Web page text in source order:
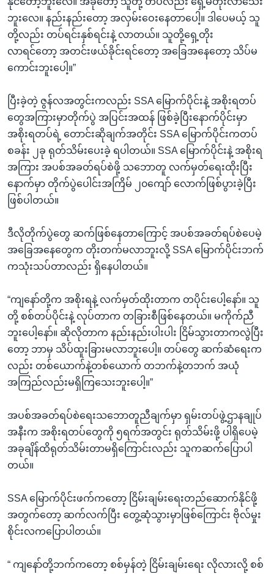
ဘူးလေ။ နည်းနည်းတော့ အလှမ်းဝေးနေတာပေါ့။ ဒါပေမယ့် သူ
တို့လည်း တပ်ရင်းနှစ်ရင်းနဲ့ လာတယ်။ သူတို့ရှေ့တိုး
လာရင်တော့ အတင်းဖယ်ခိုင်းရင်တော့ အခြေအနေတော့ သိပ်မ
ကောင်းဘူးပေါ့။”
ပြီးခဲ့တဲ့ ဇွန်လအတွင်းကလည်း SSA မြောက်ပိုင်းနဲ့ အစိုးရတပ်
တွေအကြားမှာတိုက်ပွဲ အပြင်းအထန် ဖြစ်ခဲ့ပြီးနောက်ပိုင်းမှာ
အစိုးရတပ်ရဲ့ တောင်းဆိုချက်အတိုင်း SSA မြောက်ပိုင်းကတပ်
စခန်း ၂ခု ရုတ်သိမ်းပေးခဲ့ ရပါတယ်။ SSA မြောက်ပိုင်းနဲ့ အစိုးရ
အကြား အပစ်အခတ်ရပ်စဲဖို့ သဘောတူ လက်မှတ်ရေးထိုးပြီး
နောက်မှာ တိုက်ပွဲပေါင်းအကြိမ် ၂၀ကျော် လောက်ဖြစ်ပွားခဲ့ပြီး
ဖြစ်ပါတယ်။
ဒီလိုတိုက်ပွဲတွေ ဆက်ဖြစ်နေတာကြောင့် အပစ်အခတ်ရပ်စဲပေမဲ့
အခြေအနေတွေက တိုးတက်မလာဘူးလို့ SSA မြောက်ပိုင်းဘက်
ကသုံးသပ်တာလည်း ရှိနေပါတယ်။
“ကျနော်တို့က အစိုးရနဲ့ လက်မှတ်ထိုးတာက တပိုင်းပေါ့နော်။ သူ
တို့ စစ်တပ်ပိုင်းနဲ့ လုပ်တာက တခြားစီဖြစ်နေတယ်။ မကိုက်ညီ
ဘူးပေါ့နော်။ ဆိုလိုတာက နည်းနည်းပါးပါး ငြိမ်သွားတာကလွဲပြီး
တော့ ဘာမှ သိပ်ထူးခြားမလာဘူးပေါ့။ တပ်တွေ ဆက်ဆံရေးက
လည်း တစ်ယောက်နဲ့တစ်ယောက် တဘက်နဲ့တဘက် အယုံ
အကြည်လည်းမရှိကြသေးဘူးပေါ့။”
အပစ်အခတ်ရပ်စဲရေးသဘောတူညီချက်မှာ ရှမ်းတပ်ဖွဲ့ဌာနချုပ်
အနီးက အစိုးရတပ်တွေကို ၅ရက်အတွင်း ရုတ်သိမ်းဖို့ ပါရှိပေမဲ့
အခုချိန်ထိရုတ်သိမ်းတာမရှိကြောင်းလည်း သူကဆက်ပြောပါ
တယ်။
SSA မြောက်ပိုင်းဖက်ကတော့ ငြိမ်းချမ်းရေးတည်ဆောက်နိုင်ဖို့
အတွက်တော့ ဆက်လက်ပြီး တွေ့ဆုံသွားမှာဖြစ်ကြောင်း ဗိုလ်မှုး
စိုင်းလကပြောပါတယ်။
“ ကျနော်တို့ဘက်ကတော့ စစ်မှန်တဲ့ ငြိမ်းချမ်းရေး လိုလားလို့ စစ်